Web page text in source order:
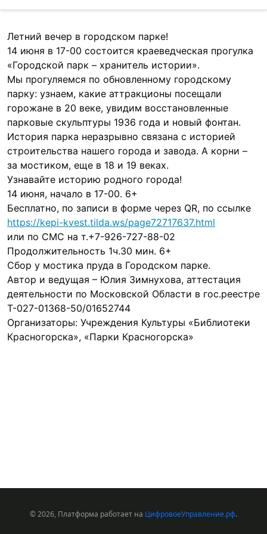
Летний вечер в городском парке!
14 июня в 17-00 состоится краеведческая прогулка
«Городской парк – хранитель истории».
Мы прогуляемся по обновленному городскому
парку: узнаем, какие аттракционы посещали
горожане в 20 веке, увидим восстановленные
парковые скульптуры 1936 года и новый фонтан.
История парка неразрывно связана с историей
строительства нашего города и завода. А корни –
за мостиком, еще в 18 и 19 веках.
Узнавайте историю родного города!
14 июня, начало в 17-00. 6+
https://kepi-kvest.tilda.ws/page72717637.html
или по СМС на т.‪+7-926-727-88-02‬ ‬‬‬‬‬‬‬‬‬‬‬‬‬‬‬‬‬‬‬‬‬‬‬‬‬‬‬‬‬‬‬‬‬‬‬‬‬‬‬‬‬‬‬‬‬‬
Продолжительность 1ч.30 мин. 6+
Сбор у мостика пруда в Городском парке.
Автор и ведущая – Юлия Зимнухова, аттестация
деятельности по Московской Области в гос.реестре
Т-027-01368-50/01652744
Организаторы: Учреждения Культуры «Библиотеки
© 2026, Платформа работает на ЦифровоеУправление.рф.